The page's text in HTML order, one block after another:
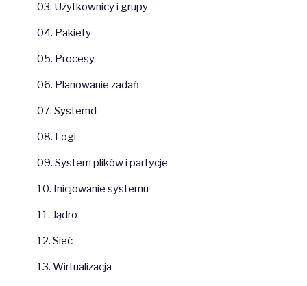
03. Użytkownicy i grupy
04. Pakiety
05. Procesy
06. Planowanie zadań
07. Systemd
08. Logi
09. System plików i partycje
10. Inicjowanie systemu
11. Jądro
12. Sieć
13. Wirtualizacja